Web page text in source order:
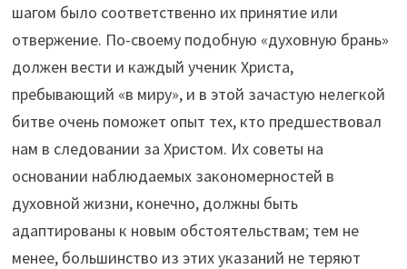
шагом было соответственно их принятие или
отвержение. По-своему подобную «духовную брань»
должен вести и каждый ученик Христа,
пребывающий «в миру», и в этой зачастую нелегкой
битве очень поможет опыт тех, кто предшествовал
нам в следовании за Христом. Их советы на
основании наблюдаемых закономерностей в
духовной жизни, конечно, должны быть
адаптированы к новым обстоятельствам; тем не
менее, большинство из этих указаний не теряют